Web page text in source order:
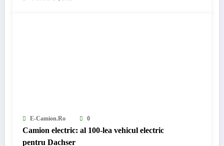
E-Camion.ro 0
Camion electric: al 100-lea vehicul electric
pentru Dachser